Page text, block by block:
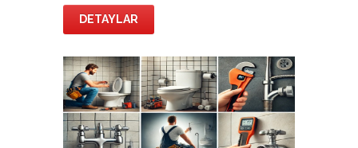
DETAYLAR